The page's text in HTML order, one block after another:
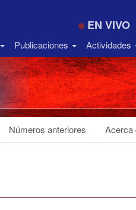
EN VIVO
Publicaciones Actividades
Números anteriores Acerca